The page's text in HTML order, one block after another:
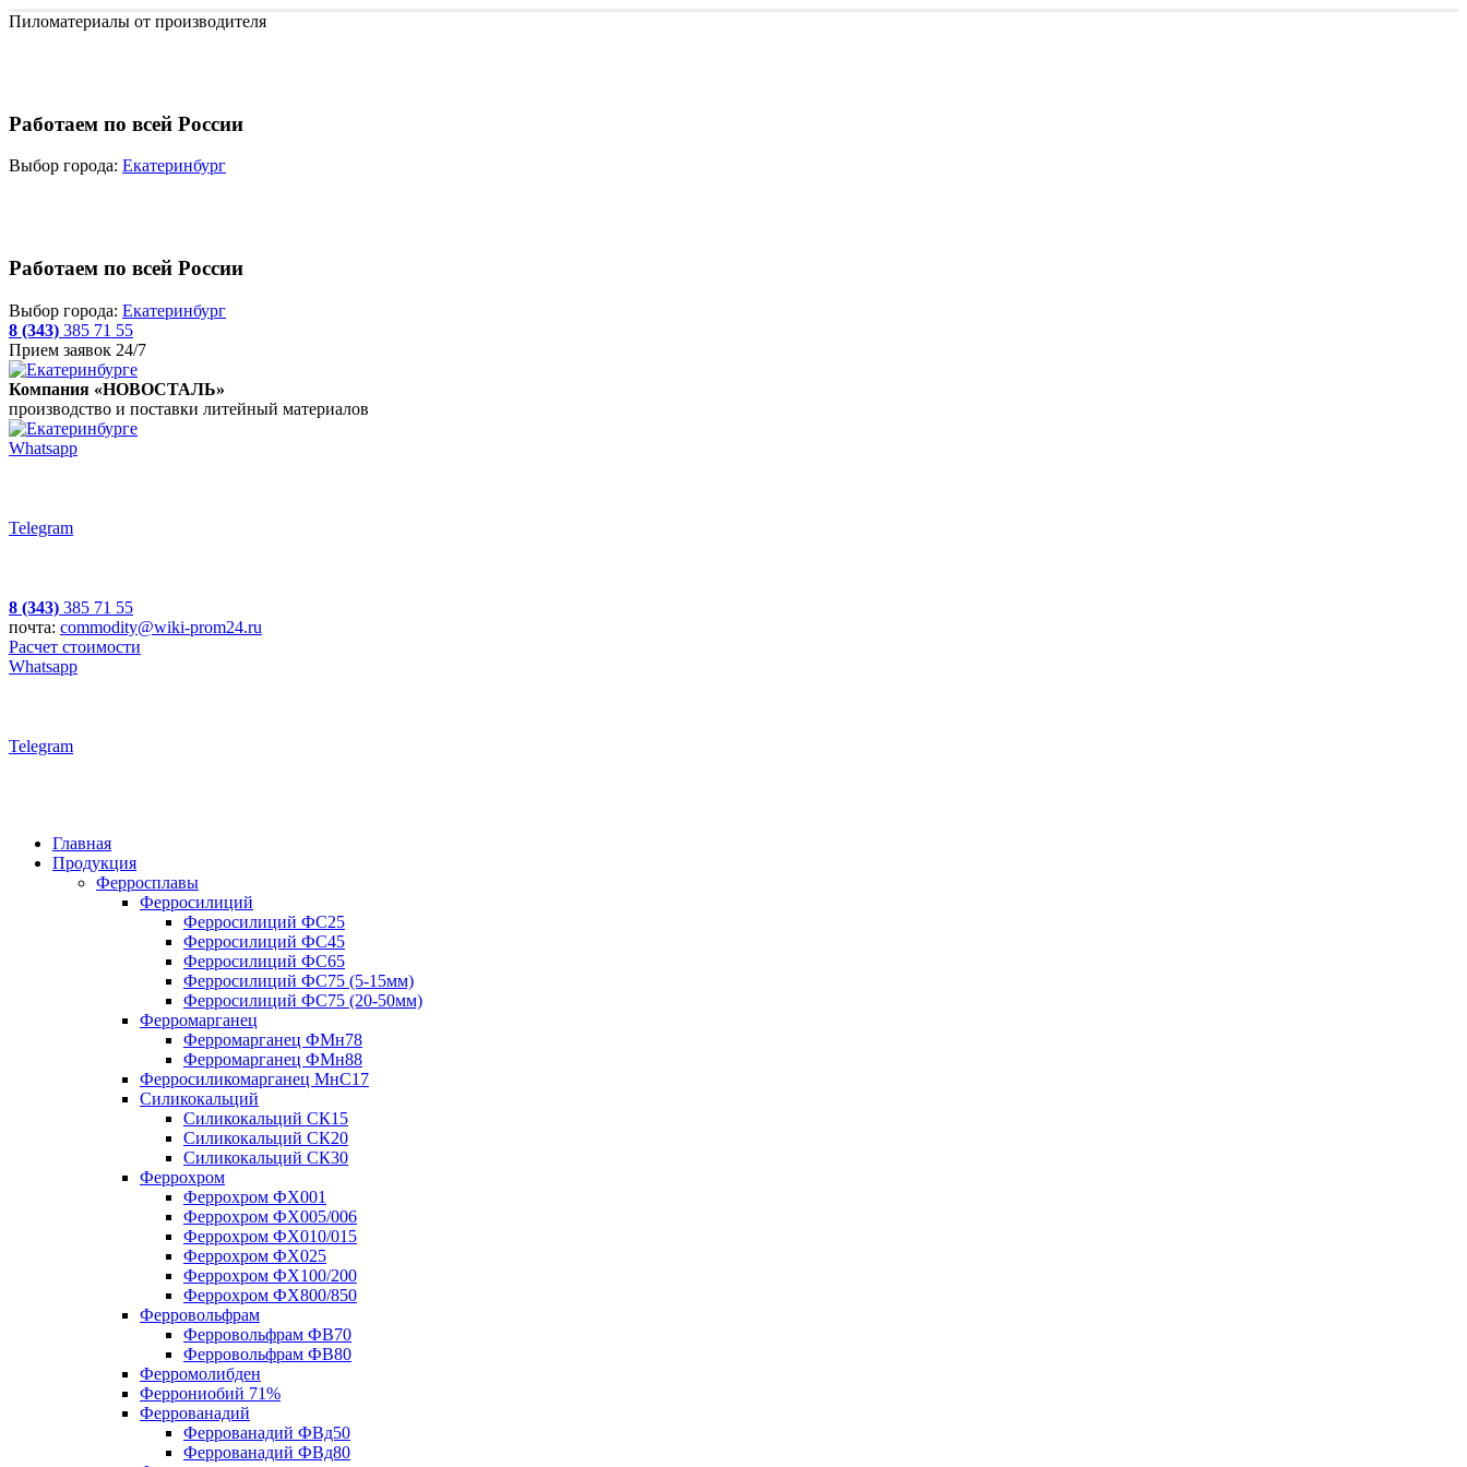
Пиломатериалы от производителя
Работаем по всей России
Выбор города: Екатеринбург
Работаем по всей России
Выбор города: Екатеринбург
8 (343) 385 71 55
Прием заявок 24/7
Компания «НОВОСТАЛЬ»
производство и поставки литейный материалов
Whatsapp
Telegram
8 (343) 385 71 55
почта: commodity@wiki-prom24.ru
Расчет стоимости
Whatsapp
Telegram
Главная
Продукция
Ферросплавы
Ферросилиций
Ферросилиций ФС25
Ферросилиций ФС45
Ферросилиций ФС65
Ферросилиций ФС75 (5-15мм)
Ферросилиций ФС75 (20-50мм)
Ферромарганец
Ферромарганец ФМн78
Ферромарганец ФМн88
Ферросиликомарганец МнС17
Силикокальций
Силикокальций СК15
Силикокальций СК20
Силикокальций СК30
Феррохром
Феррохром ФХ001
Феррохром ФХ005/006
Феррохром ФХ010/015
Феррохром ФХ025
Феррохром ФХ100/200
Феррохром ФХ800/850
Ферровольфрам
Ферровольфрам ФВ70
Ферровольфрам ФВ80
Ферромолибден
Феррониобий 71%
Феррованадий
Феррованадий ФВд50
Феррованадий ФВд80